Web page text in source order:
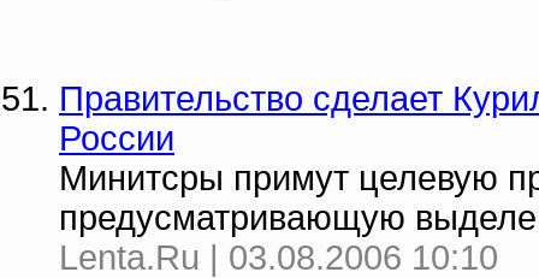
Правительство сделает
России
Минитсры примут целевую
предусматривающую
Lenta.Ru | 03.08.2006 10:10